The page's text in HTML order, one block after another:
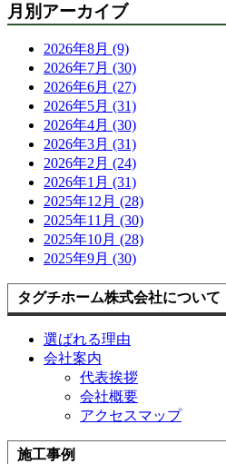
月別アーカイブ
2026年8月 (9)
2026年7月 (30)
2026年6月 (27)
2026年5月 (31)
2026年4月 (30)
2026年3月 (31)
2026年2月 (24)
2026年1月 (31)
2025年12月 (28)
2025年11月 (30)
2025年10月 (28)
2025年9月 (30)
タグチホーム株式会社について
選ばれる理由
会社案内
代表挨拶
会社概要
アクセスマップ
施工事例